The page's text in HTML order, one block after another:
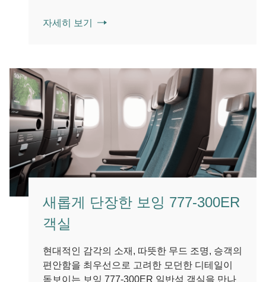
자세히 보기
새롭게 단장한 보잉 777-300ER
객실
현대적인 감각의 소재, 따뜻한 무드 조명, 승객의
편안함을 최우선으로 고려한 모던한 디테일이
돋보이는 보잉 777-300ER 일반석 객실을 만나